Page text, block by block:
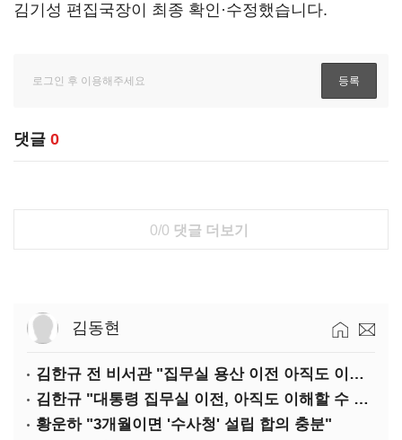
김기성 편집국장이 최종 확인·수정했습니다.
댓글 0
0/0 댓글 더보기
김동현
김한규 전 비서관 "집무실 용산 이전 아직도 이해 못 해…독단 우려"
김한규 "대통령 집무실 이전, 아직도 이해할 수 없는 결정"
황운하 "3개월이면 '수사청' 설립 합의 충분"